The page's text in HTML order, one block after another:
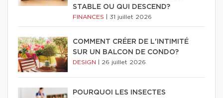
STABLE OU QUI DESCEND?
FINANCES 31 juillet 2026
COMMENT CRÉER DE L'INTIMITÉ
SUR UN BALCON DE CONDO?
DESIGN 26 juillet 2026
POURQUOI LES INSECTES